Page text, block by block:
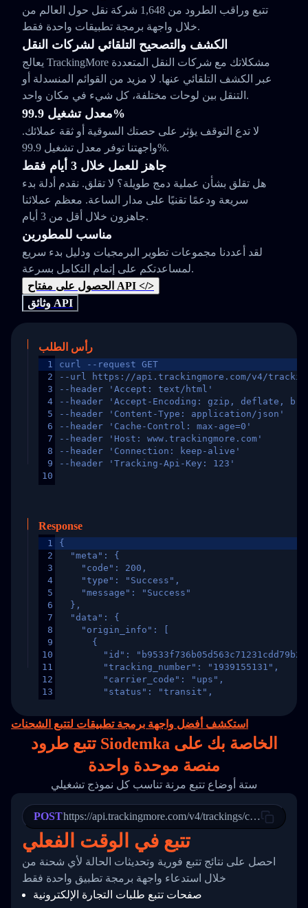
تتبع وراقب الطرود من 1,648 شركة نقل حول العالم من
خلال واجهة برمجة تطبيقات واحدة فقط.
الكشف والتصحيح التلقائي لشركات النقل
يعالج TrackingMore مشكلاتك مع شركات النقل المتعددة
عبر الكشف التلقائي عنها. لا مزيد من القوائم المنسدلة أو
التنقل بين لوحات مختلفة، كل شيء في مكان واحد.
معدل تشغيل 99.9%
لا تدع التوقف يؤثر على حصتك السوقية أو ثقة عملائك.
واجهتنا توفر معدل تشغيل 99.9%.
جاهز للعمل خلال 3 أيام فقط
هل تقلق بشأن عملية دمج طويلة؟ لا تقلق. نقدم أدلة بدء
سريعة ودعمًا تقنيًا على مدار الساعة. معظم عملائنا
جاهزون خلال أقل من 3 أيام.
مناسب للمطورين
لقد أعددنا مجموعات تطوير البرمجيات ودليل بدء سريع
لمساعدتكم على إتمام التكامل بسرعة.
الحصول على مفتاح API </>
وثائق API
رأس الطلب
1
2
3
4
5
6
7
8
9
10
curl --request GET
--url https://api.trackingmore.com/v4/trackings/
--header 'Accept: text/html'
--header 'Accept-Encoding: gzip, deflate,
--header 'Content-Type: application/json'
--header 'Cache-Control: max-age=0'
--header 'Host: www.trackingmore.com'
--header 'Connection: keep-alive'
--header 'Tracking-Api-Key: 123'
Response
1
2
3
4
5
6
7
8
9
10
11
12
13
15
16
17
18
21
22
23
24
25
27
28
29
30
{
  "meta": {
    "code": 200,
    "type": "Success",
    "message": "Success"
  },
  "data": {
    "origin_info": [
      {
"id":
        "tracking_number": "1939155131",
        "carrier_code": "ups",
        "status": "transit",
"destination_country": "United
        "itemTimeLength": 2,
        "weblink": "",
        "phone": null,
        "trackinfo": [
          {
            "Date": "2017-03-08 04: 22: 00",
"StatusDescription": "Departed
"Details": "Departed Facility
          },
          {
            "Date": "2017-03-06 15:28:00",
"StatusDescription": "Shipment
"Details": "BEIJING-
          }
        ]
استكشف أفضل واجهة برمجة تطبيقات لتتبع الشحنات
تتبع طرود Siodemka الخاصة بك على
منصة موحدة واحدة
ستة أوضاع تتبع مرنة تناسب كل نموذج تشغيلي
POSThttps://api.trackingmore.com/v4/trackings/create
تتبع في الوقت الفعلي
احصل على نتائج تتبع فورية وتحديثات الحالة لأي شحنة من
خلال استدعاء واجهة برمجة تطبيق واحدة فقط
صفحات تتبع طلبات التجارة الإلكترونية